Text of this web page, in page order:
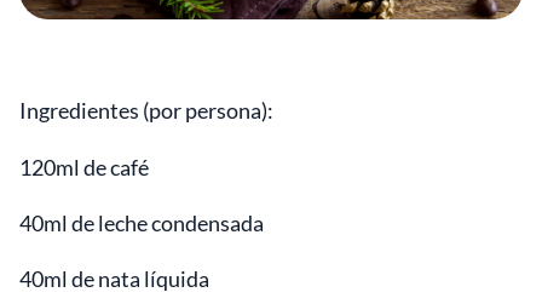
Ingredientes (por persona):
120ml de café
40ml de leche condensada
40ml de nata líquida